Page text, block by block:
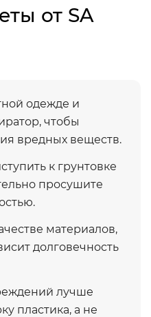
от SA
одежде и
чтобы
вредных веществ.
к грунтовке
просушите
материалов,
долговечность
лучше
пластика, а не